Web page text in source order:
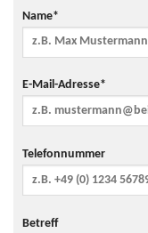
Name*
E-Mail-Adresse*
Telefonnummer
Betreff